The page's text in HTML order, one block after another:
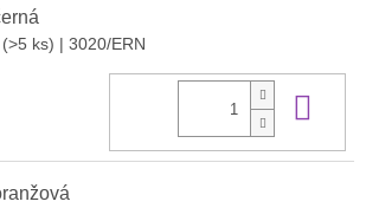
(>5 ks) | 3020/ERN